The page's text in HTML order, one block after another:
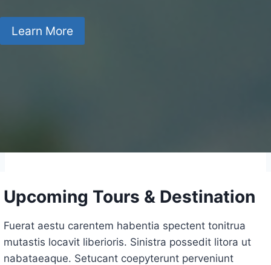
Learn More
Upcoming Tours & Destination
Fuerat aestu carentem habentia spectent tonitrua
mutastis locavit liberioris. Sinistra possedit litora ut
nabataeaque. Setucant coepyterunt perveniunt